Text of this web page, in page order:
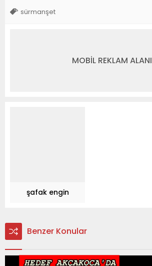
sürmanşet
MOBİL REKLAM ALANI
şafak engin
Benzer Konular